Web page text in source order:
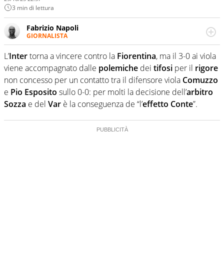
3 min di lettura
Fabrizio Napoli
GIORNALISTA
Giornalista professionista, per Virgilio Sport segue anche
il calcio ma è con la pallanuoto che esalta competenze e
passioni. Cura la comunicazione di HaBaWaBa, il più
grande festival di waterpolo per bambini al mondo
L’Intertorna a vincere contro la Fiorentina, ma il 3-0 ai viola
viene accompagnato dalle polemiche dei tifosi per il rigore
non concesso per un contatto tra il difensore viola Comuzzo
e Pio Esposito sullo 0-0: per molti la decisione dell’arbitro
Sozza e del Var è la conseguenza de “l’effetto Conte”.